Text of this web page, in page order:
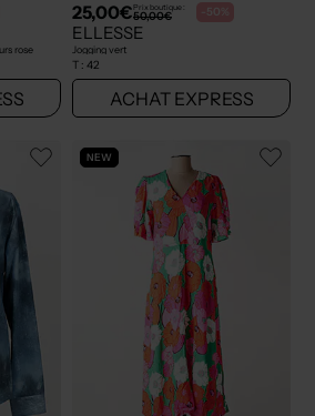
rose
25,00€Prix boutique :
50,00€ -50%
ELLESSE
Jogging vert
T : 42
ACHAT EXPRESS
NEW